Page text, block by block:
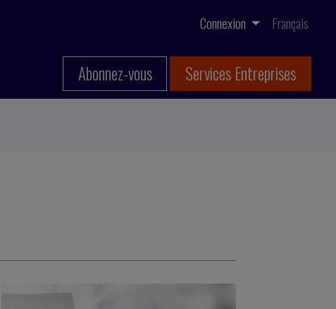
Connexion Français
Abonnez-vous Services Entreprises